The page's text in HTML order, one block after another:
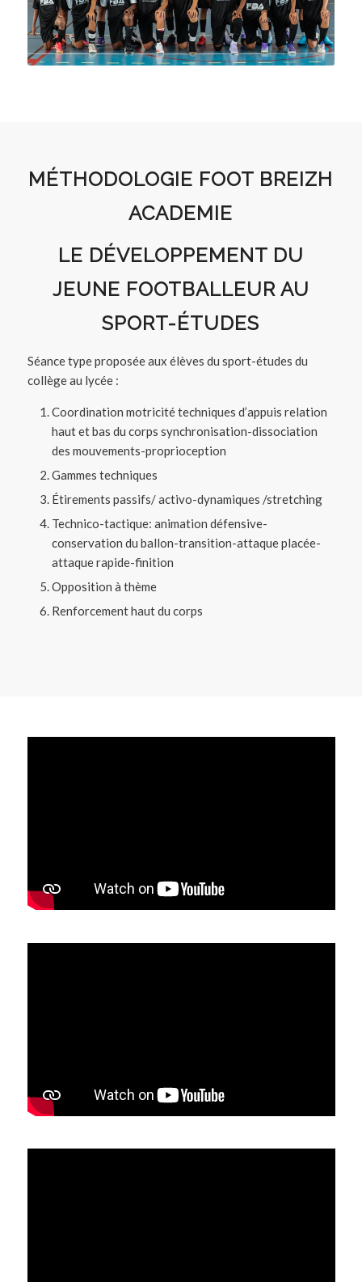
MÉTHODOLOGIE FOOT BREIZH
ACADEMIE
LE DÉVELOPPEMENT DU
JEUNE FOOTBALLEUR AU
SPORT-ÉTUDES
Séance type proposée aux élèves du sport-études du
collège au lycée :
Coordination motricité techniques d’appuis relation
haut et bas du corps synchronisation-dissociation
des mouvements-proprioception
Gammes techniques
Étirements passifs/ activo-dynamiques /stretching
Technico-tactique: animation défensive-
conservation du ballon-transition-attaque placée-
attaque rapide-finition
Opposition à thème
Renforcement haut du corps